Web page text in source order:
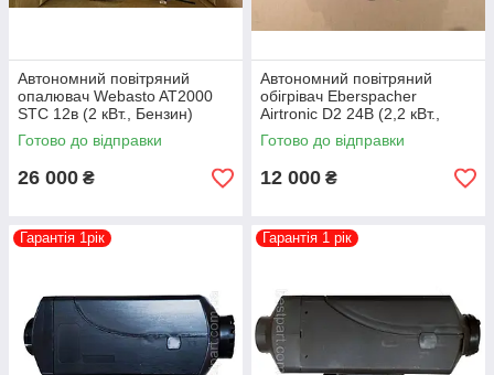
Автономний повітряний
опалювач Webasto AT2000
STC 12в (2 кВт., Бензин)
9034358B
Готово до відправки
26 000 ₴
Автономний повітряний
обігрівач Eberspacher
Airtronic D2 24B (2,2 кВт.,
Дизель) 25 2070 05 0000
Готово до відправки
12 000 ₴
Гарантія 1рік Гарантія 1 рік